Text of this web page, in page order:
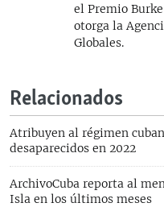
el Premio
otorga la
Globales.
Relacionados
Atribuyen al régimen
desaparecidos en 2022
ArchivoCuba reporta al
Isla en los últimos meses